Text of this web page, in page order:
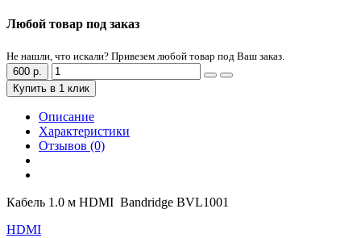
Любой товар под заказ
Не нашли, что искали? Привезем любой товар под Ваш заказ.
600 р.
Купить в 1 клик
Описание
Характеристики
Отзывов (0)
Кабель 1.0 м HDMI Bandridge BVL1001
HDMI